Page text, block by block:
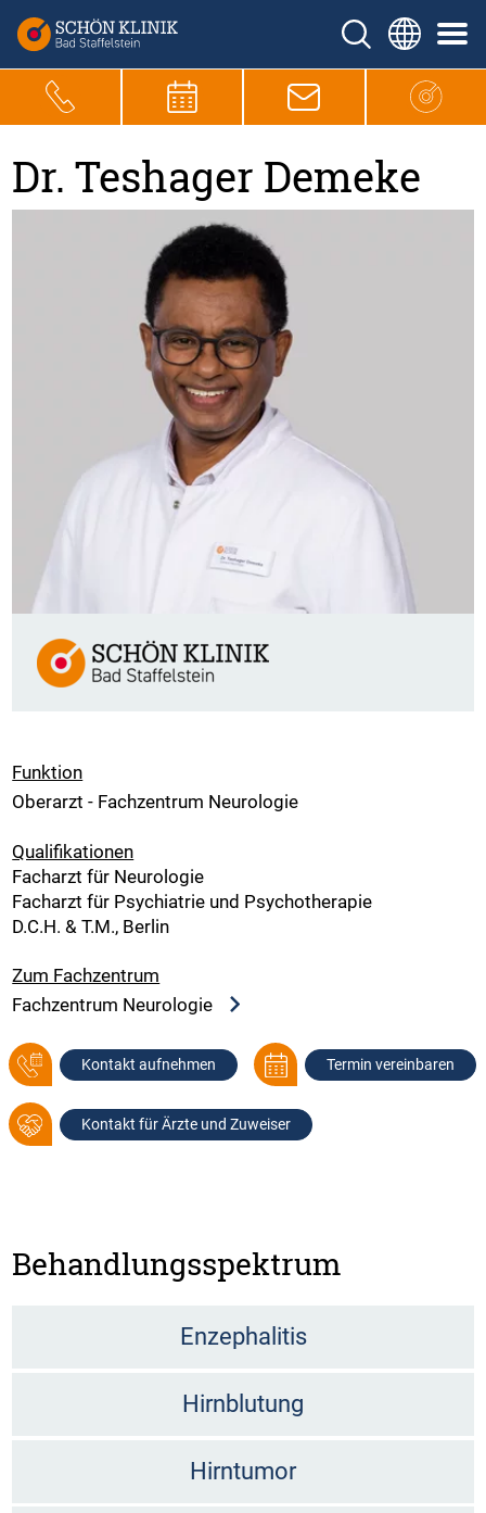
Dr. Teshager Demeke
Funktion
Oberarzt - Fachzentrum Neurologie
Qualifikationen
Facharzt für Neurologie
Facharzt für Psychiatrie und Psychotherapie
D.C.H. & T.M., Berlin
Zum Fachzentrum
Fachzentrum Neurologie
Kontakt aufnehmen Termin vereinbaren
Kontakt für Ärzte und Zuweiser
Behandlungsspektrum
Enzephalitis
Hirnblutung
Hirntumor